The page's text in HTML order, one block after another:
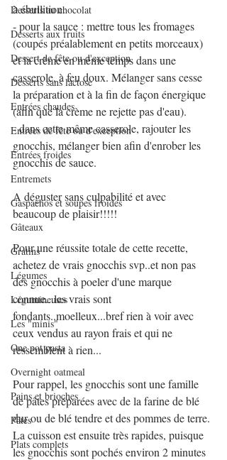
Desserts au chocolat
Desserts aux fruits
Dessert de fête ou d'exception
Desserts sans lactose
Entrées chaudes
Entrées de fête ou d'exception
Entrées froides
Entremets
Gaspachos et soupes froides
Gâteaux
Gratins
Légumes
Légumineuses
Les "minis"
One pot pasta
Overnight oatmeal
Pains et brioches
Pâtes
Plats complets
à ébullition.
- pour la sauce : mettre tous les fromages
(coupés préalablement en petits morceaux)
et la crème en même temps dans une
casserole, à feu doux. Mélanger sans cesse
la préparation et à la fin de façon énergique
(afin que la crème ne rejette pas d'eau).
- dans cette même casserole, rajouter les
gnocchis, mélanger bien afin d'enrober les
gnocchis de sauce.
A déguster sans culpabilité et avec
beaucoup de plaisir!!!!!
Pour une réussite totale de cette recette,
achetez de vrais gnocchis svp..et non pas
des gnocchis à poeler d'une marque
connue...les vrais sont
fondants..moelleux...bref rien à voir avec
ceux vendus au rayon frais et qui ne
ressemblent à rien...
Pour rappel, les gnocchis sont une famille
de pâtes préparées avec de la farine de blé
dur ou de blé tendre et des pommes de terre.
La cuisson est ensuite très rapides, puisque
les gnocchis sont pochés environ 2 minutes